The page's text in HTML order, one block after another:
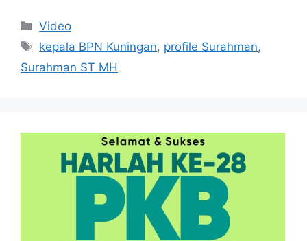
Kategori
Video
Tag
kepala BPN Kuningan, profile Surahman,
Surahman ST MH